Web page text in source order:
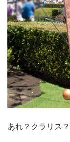
あれ？クラリス？